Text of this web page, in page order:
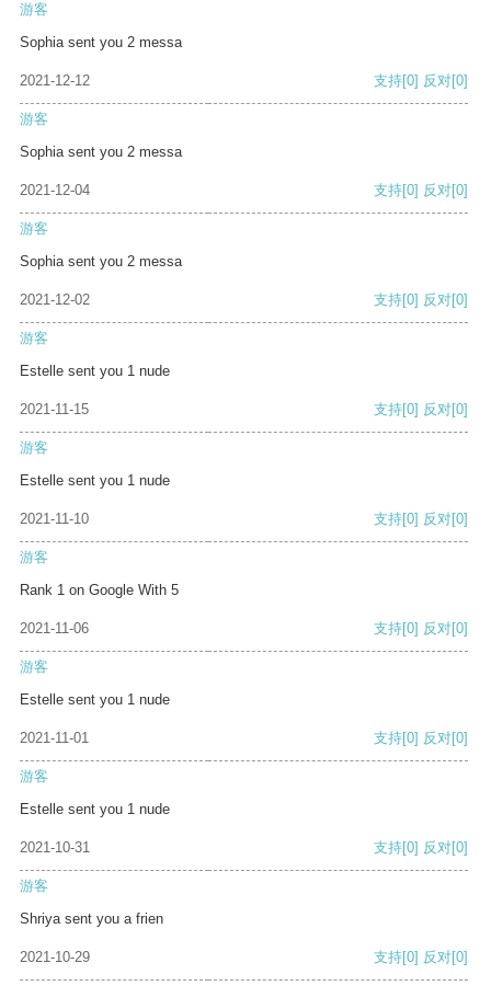
游客
Sophia sent you 2 messa
2021-12-12 支持[0] 反对[0]
游客
Sophia sent you 2 messa
2021-12-04 支持[0] 反对[0]
游客
Sophia sent you 2 messa
2021-12-02 支持[0] 反对[0]
游客
Estelle sent you 1 nude
2021-11-15 支持[0] 反对[0]
游客
Estelle sent you 1 nude
2021-11-10 支持[0] 反对[0]
游客
Rank 1 on Google With 5
2021-11-06 支持[0] 反对[0]
游客
Estelle sent you 1 nude
2021-11-01 支持[0] 反对[0]
游客
Estelle sent you 1 nude
2021-10-31 支持[0] 反对[0]
游客
Shriya sent you a frien
2021-10-29 支持[0] 反对[0]